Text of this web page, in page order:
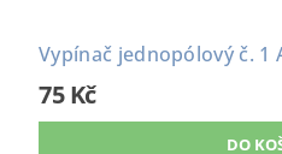
Vypínač jednopólový č. 1
75 Kč